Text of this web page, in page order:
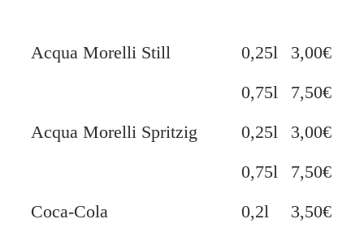
Acqua Morelli Still 0,25l
3,00€
0,75l
7,50€
Acqua Morelli Spritzig
0,25l
3,00€
0,75l
7,50€
Coca-Cola
0,2l
3,50€